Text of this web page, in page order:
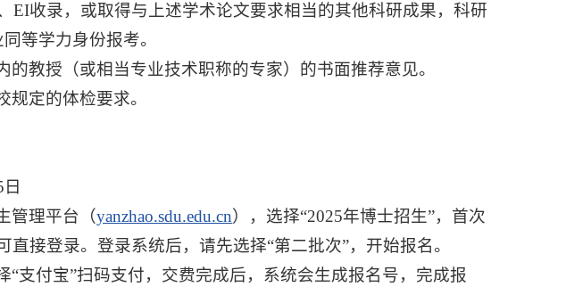
EI收录，或取得与上述学术论文要求相当的其他科研成果，科研
等学力身份报考。
的教授（或相当专业技术职称的专家）的书面推荐意见。
规定的体检要求。
管理平台（yanzhao.sdu.edu.cn），选择“2025年博士招生”，首次
接登录。登录系统后，请先选择“第二批次”，开始报名。
“支付宝”扫码支付，交费完成后，系统会生成报名号，完成报